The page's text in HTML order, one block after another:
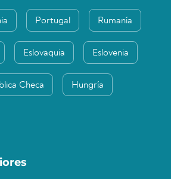
Portugal Rumanía
Eslovaquia Eslovenia
Checa Hungría